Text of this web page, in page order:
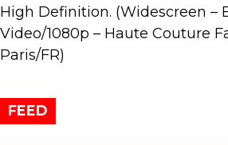
High Definition. (Widescreen –
Video/1080p – Haute Couture
Paris/FR)
FEED